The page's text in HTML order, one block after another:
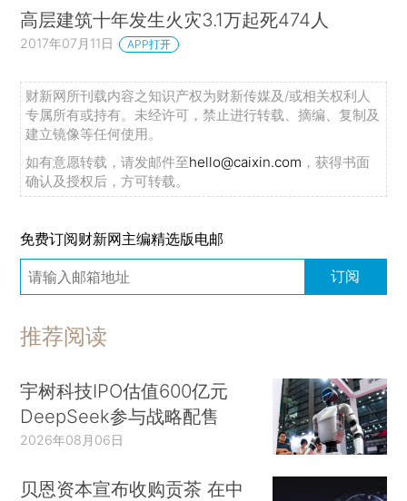
高层建筑十年发生火灾3.1万起死474人
2017年07月11日 APP打开
财新网所刊载内容之知识产权为财新传媒及/或相关权利人
专属所有或持有。未经许可，禁止进行转载、摘编、复制及
建立镜像等任何使用。
如有意愿转载，请发邮件至hello@caixin.com ，获得书面
确认及授权后，方可转载。
免费订阅财新网主编精选版电邮
订阅
推荐阅读
宇树科技IPO估值600亿元
DeepSeek参与战略配售
2026年08月06日
贝恩资本宣布收购贡茶 在中